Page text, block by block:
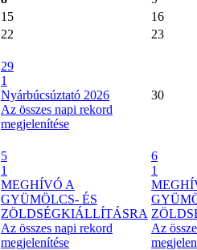
15
16
22 23
29
1
Nyárbúcsúztató 2026
Az összes napi rekord
megjelenítése
30
5
1
MEGHÍVÓ A
GYÜMÖLCS- ÉS
ZÖLDSÉGKIÁLLÍTÁSRA
Az összes napi rekord
megjelenítése
6
1
Az